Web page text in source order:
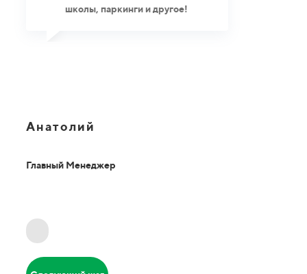
школы, паркинги и другое!
Анатолий
Главный Менеджер